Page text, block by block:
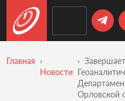
Главная
Новости
Орловской